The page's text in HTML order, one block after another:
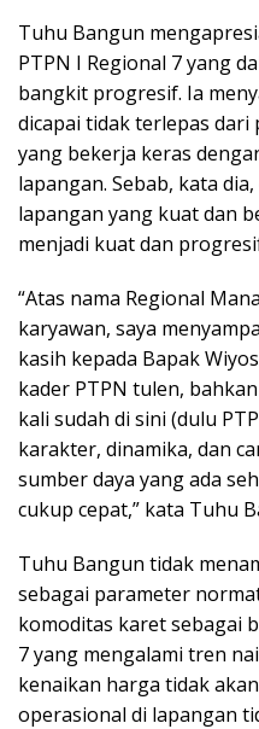
Tuhu Bangun
PTPN I Regional 7 yang
bangkit progresif. Ia
dicapai tidak terlepas
yang bekerja keras
lapangan. Sebab, kata
lapangan yang kuat dan
menjadi kuat dan
“Atas nama Regional
karyawan, saya
kasih kepada Bapak
kader PTPN tulen,
kali sudah di sini (dulu
karakter, dinamika, dan
sumber daya yang ada
cukup cepat,” kata Tuhu
Tuhu Bangun tidak
sebagai parameter
komoditas karet sebagai
7 yang mengalami tren
kenaikan harga tidak
operasional di lapangan